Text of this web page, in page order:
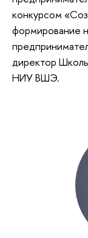
конкурсом
формирование
директор
НИУ ВШЭ.